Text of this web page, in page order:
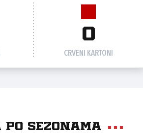
0
CRVENI KARTONI
sezonama